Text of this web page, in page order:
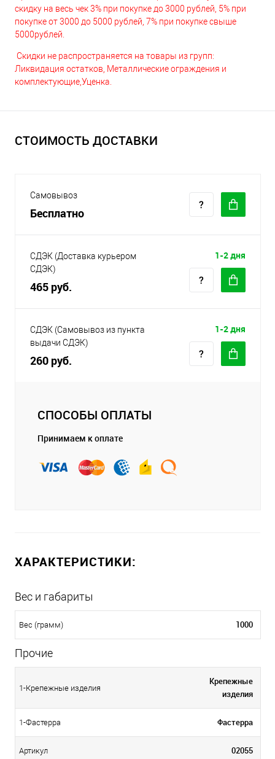
скидку на весь чек 3% при покупке до 3000 рублей, 5% при
покупке от 3000 до 5000 рублей, 7% при покупке свыше
5000рублей.
Скидки не распространяется на товары из групп:
Ликвидация остатков, Металлические ограждения и
комплектующие,Уценка.
СТОИМОСТЬ ДОСТАВКИ
Самовывоз
Бесплатно
СДЭК (Доставка курьером
СДЭК)
465 руб.
1-2 дня
СДЭК (Самовывоз из пункта
выдачи СДЭК)
260 руб.
1-2 дня
СПОСОБЫ ОПЛАТЫ
Принимаем к оплате
ХАРАКТЕРИСТИКИ:
Вес и габариты
Вес (грамм) 1000
Прочие
1-Крепежные изделия
Крепежные
изделия
1-Фастерра Фастерра
Артикул 02055